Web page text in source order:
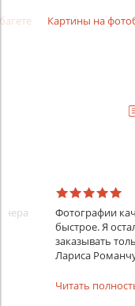
Картины на
Фотографии
быстрое. Я
заказывать
Лариса
Читать